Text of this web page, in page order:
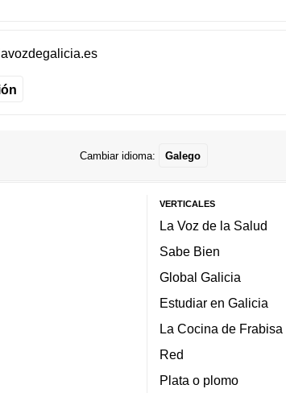
Cambiar idioma: Galego
VERTICALES
La Voz de la Salud
Sabe Bien
Global Galicia
Estudiar en Galicia
La Cocina de Frabisa
Red
Plata o plomo